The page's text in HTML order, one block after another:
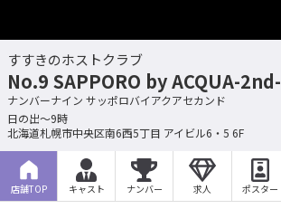
すすきのホストクラブ
No.9 SAPPORO by ACQUA-2nd-
ナンバーナイン サッポロバイアクアセカンド
日の出〜9時
北海道札幌市中央区南6西5丁目 アイビル6・5 6F
店舗TOP キャスト ナンバー 求人 ポスター